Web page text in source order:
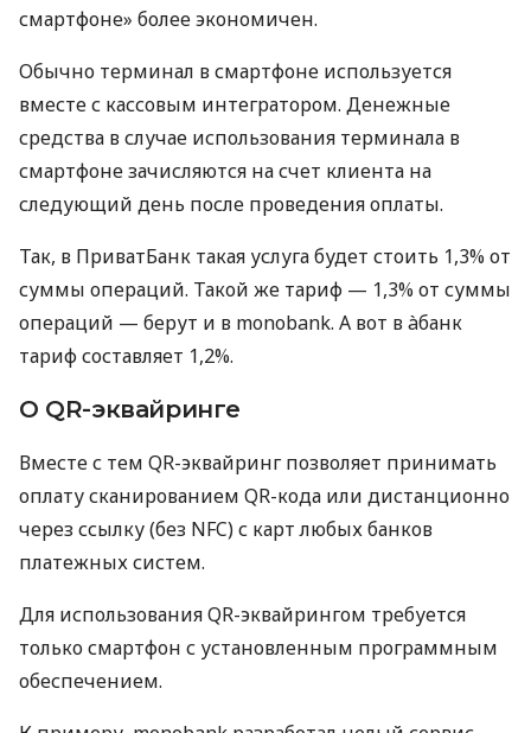
смартфоне» более экономичен.
Обычно терминал в смартфоне используется
вместе с кассовым интегратором. Денежные
средства в случае использования терминала в
смартфоне зачисляются на счет клиента на
следующий день после проведения оплаты.
Так, в ПриватБанк такая услуга будет стоить 1,3% от
суммы операций. Такой же тариф — 1,3% от суммы
операций — берут и в monobank. А вот в àбанк
тариф составляет 1,2%.
О QR-эквайринге
Вместе с тем QR-эквайринг позволяет принимать
оплату сканированием QR-кода или дистанционно
через ссылку (без NFC) с карт любых банков
платежных систем.
Для использования QR-эквайрингом требуется
только смартфон с установленным программным
обеспечением.